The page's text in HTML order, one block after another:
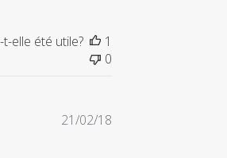
elle été utile?
1
0
Date
21/02/18